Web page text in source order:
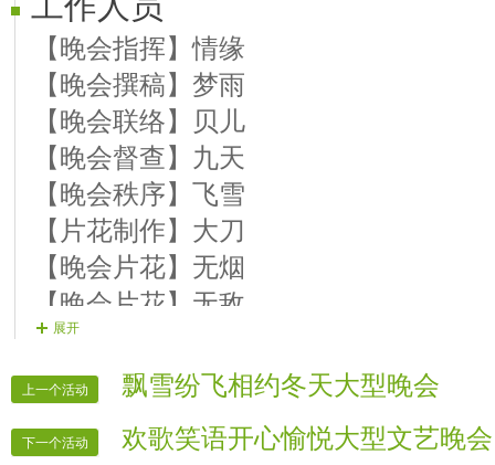
【晚会指挥】情缘
【晚会撰稿】梦雨
【晚会联络】贝儿
【晚会督查】九天
【晚会秩序】飞雪
【片花制作】大刀
【晚会片花】无烟
【晚会片花】无敌
【晚会片花】无语
【晚会递麦】泪珠
【晚会护麦】微笑
【晚会广播】天刀
展开
上一个活动 飘雪纷飞相约冬天大型晚会
下一个活动 欢歌笑语开心愉悦大型文艺晚会